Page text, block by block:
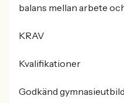
balans mellan arbete
KRAV
Kvalifikationer
Godkänd